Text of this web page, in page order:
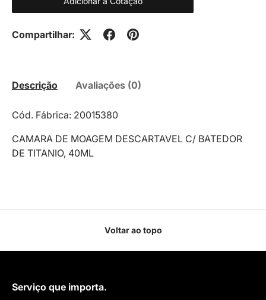
Compartilhar:
Descrição Avaliações (0)
Cód. Fábrica: 20015380
CAMARA DE MOAGEM DESCARTAVEL C/ BATEDOR
DE TITANIO, 40ML
Voltar ao topo
Serviço que importa.